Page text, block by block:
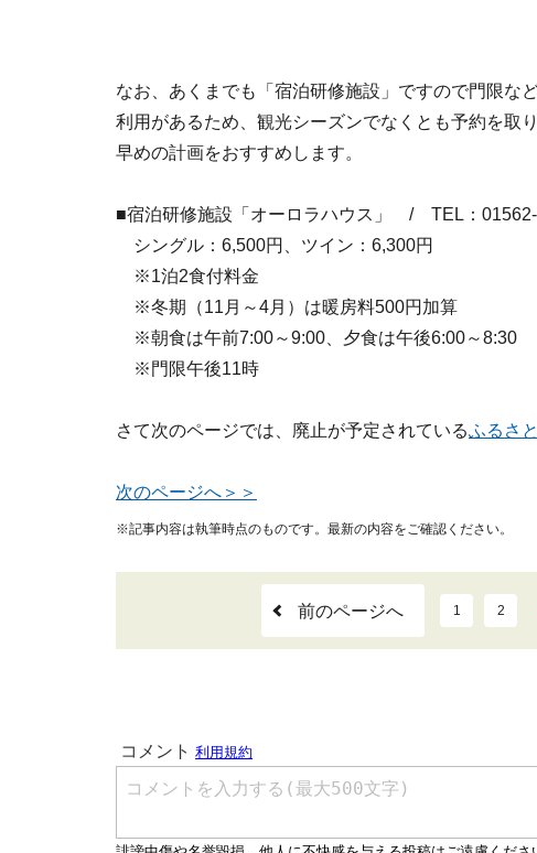
なお、あくまでも「宿泊研修施設」ですので門限な
利用があるため、観光シーズンでなくとも予約を取
早めの計画をおすすめします。
■宿泊研修施設「オーロラハウス」 / TEL：
シングル：6,500円、ツイン：6,300円
※1泊2食付料金
※冬期（11月～4月）は暖房料500円加算
※朝食は午前7:00～9:00、夕食は午後6:00～8:30
※門限午後11時
さて次のページでは、廃止が予定されているふるさ
次のページへ＞＞
※記事内容は執筆時点のものです。最新の内容をご確認ください。
前のページへ 1 2